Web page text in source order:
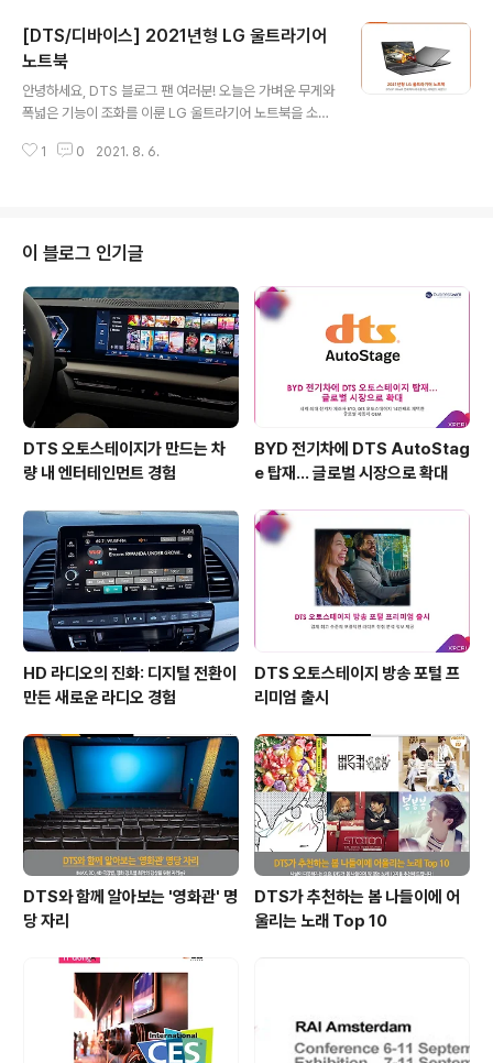
한 몰입감의 마란츠 AV8850A, 지금부터 함께 살펴볼까
요? 마란츠 AV8805A는 언제나 생동감 넘치는 화면과 사
운드로 다양한 컨텐츠를 제공합니다. 이는 영상의 색 농도 ·
디테일 · 밝기 등이 더욱 향상된 최신 8K HDMI 및 차원이
다른 공간감의 DTS:X 및 DTS 버추얼:X 서라운드 사운드
를 지원하기 때문인데요. DTS:X는 스피커 개..
[DTS/디바이스] 2021년형 LG 울트라기어
노트북
안녕하세요, DTS 블로그 팬 여러분! 오늘은 가벼운 무게와
폭넓은 기능이 조화를 이룬 LG 울트라기어 노트북을 소개
다양한 작업을 지원하는 LG 울트라기어 노트북은 DTS:X
화, 까다로운 영상 편집까지! 2021년형 LG 울트라기어는
다양한 작업에 최적화된 고성능을 제공합니다. 최신 11세
대 인텔 코어 프로세서를 탑재해 지연시간은 최소화하고
프레임 속도는 높여주기 때문인데요. 이와 함께 탑재된 엔
비디아 지포스 GTX 1650Ti 그래픽카드는 최신 게임과
이미지 작업을 위한..
1 0 2021. 8. 6.
이 블로그 인기글
DTS 오토스테이지가 만드는 차
량 내 엔터테인먼트 경험
BYD 전기차에 DTS AutoStag
e 탑재… 글로벌 시장으로 확대
HD 라디오의 진화: 디지털 전환이
만든 새로운 라디오 경험
DTS 오토스테이지 방송 포털 프
리미엄 출시
DTS와 함께 알아보는 '영화관' 명
당 자리
DTS가 추천하는 봄 나들이에 어
울리는 노래 Top 10